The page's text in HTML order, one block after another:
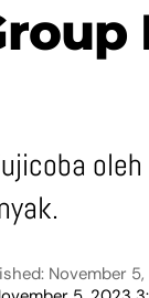
November